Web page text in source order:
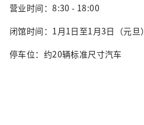
营业时间：8:30 - 18:00
闭馆时间：1月1日至1月3日（元旦）
停车位：约20辆标准尺寸汽车